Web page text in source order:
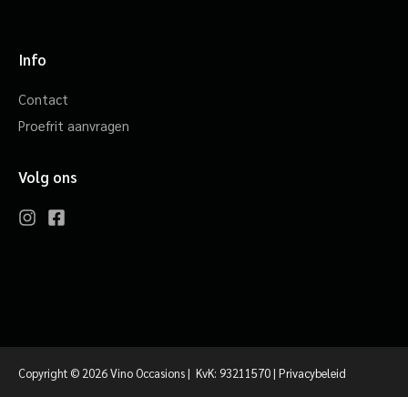
Info
Contact
Proefrit aanvragen
Volg ons
Copyright © 2026 Vino Occasions | KvK: 93211570 | Privacybeleid